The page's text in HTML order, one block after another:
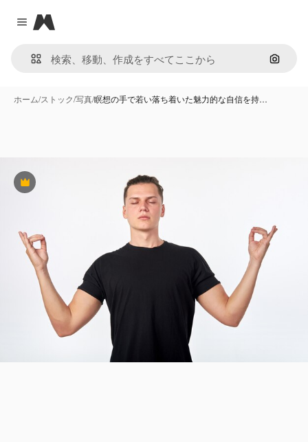
Close menu
Magnific
画像で
ホーム/ストック/写真/瞑想の手で若い落ち着いた魅力的な自信を持…
Premium